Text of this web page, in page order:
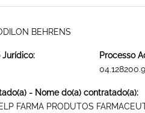
BEHRENS
Processo
- Nome do(a) contratado(a):
FARMA PRODUTOS